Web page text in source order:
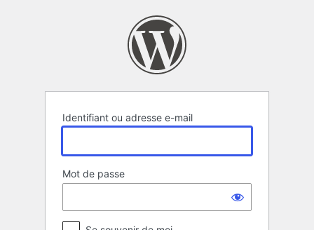
Identifiant ou adresse e-mail
Mot de passe